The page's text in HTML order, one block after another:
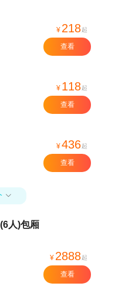
¥ 218起
查看
¥ 118起
查看
¥436起
查看

人)包厢
¥ 2888起
查看